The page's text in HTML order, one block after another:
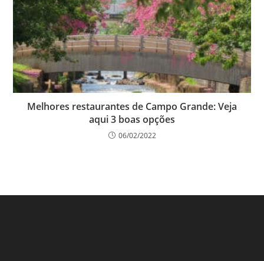
Melhores restaurantes de Campo Grande: Veja
aqui 3 boas opções
06/02/2022